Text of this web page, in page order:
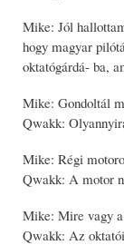
Mike: Jól
hogy magyar
oktatógárdá- ba,
Mike: Gondoltál
Qwakk:
Mike: Régi
Qwakk: A motor
Mike: Mire vagy
Qwakk: Az